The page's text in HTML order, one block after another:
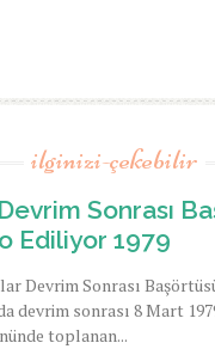
ilginizi-çekebilir
Sonrası
Ediliyor 1979
Devrim Sonrası
devrim sonrası 8 Mart
toplanan...